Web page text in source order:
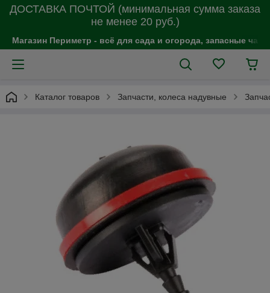
ДОСТАВКА ПОЧТОЙ (минимальная сумма заказа
не менее 20 руб.)
Магазин Периметр - всё для сада и огорода, запасные
Каталог товаров Запчасти, колеса надувные